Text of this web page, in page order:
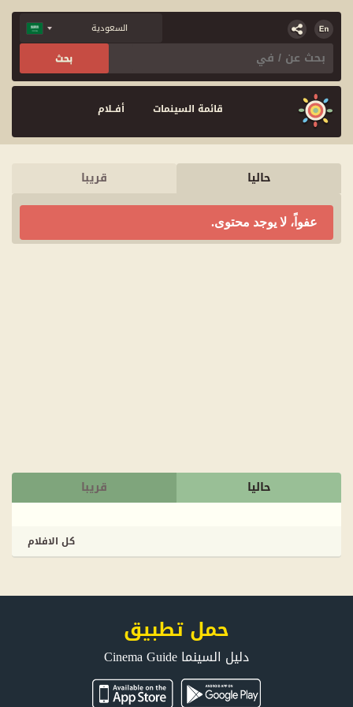
قائمة السينمات أفــلام
حاليا قريبا
عفواً، لا يوجد محتوى.
حاليا قريبا
كل الافلام
حمل تطبيق
دليل السينما Cinema Guide